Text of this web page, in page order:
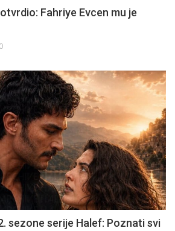
Fahriye Evcen mu je
0
sezone serije Halef: Poznati svi